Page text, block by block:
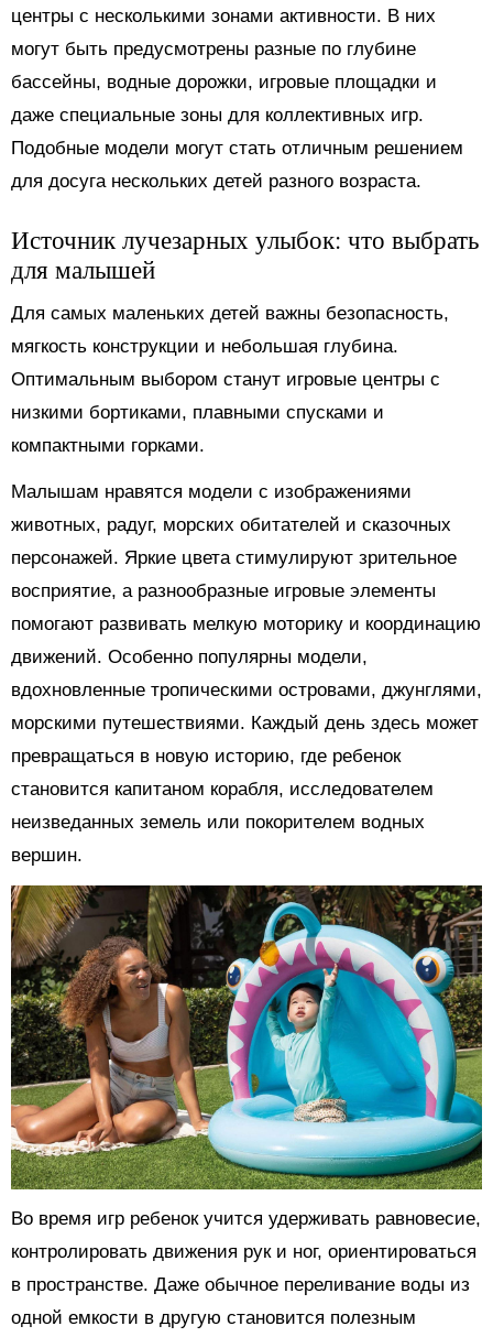
центры с несколькими зонами активности. В них
могут быть предусмотрены разные по глубине
бассейны, водные дорожки, игровые площадки и
даже специальные зоны для коллективных игр.
Подобные модели могут стать отличным решением
для досуга нескольких детей разного возраста.
Источник лучезарных улыбок: что выбрать
для малышей
Для самых маленьких детей важны безопасность,
мягкость конструкции и небольшая глубина.
Оптимальным выбором станут игровые центры с
низкими бортиками, плавными спусками и
компактными горками.
Малышам нравятся модели с изображениями
животных, радуг, морских обитателей и сказочных
персонажей. Яркие цвета стимулируют зрительное
восприятие, а разнообразные игровые элементы
помогают развивать мелкую моторику и координацию
движений. Особенно популярны модели,
вдохновленные тропическими островами, джунглями,
морскими путешествиями. Каждый день здесь может
превращаться в новую историю, где ребенок
становится капитаном корабля, исследователем
неизведанных земель или покорителем водных
вершин.
Во время игр ребенок учится удерживать равновесие,
контролировать движения рук и ног, ориентироваться
в пространстве. Даже обычное переливание воды из
одной емкости в другую становится полезным